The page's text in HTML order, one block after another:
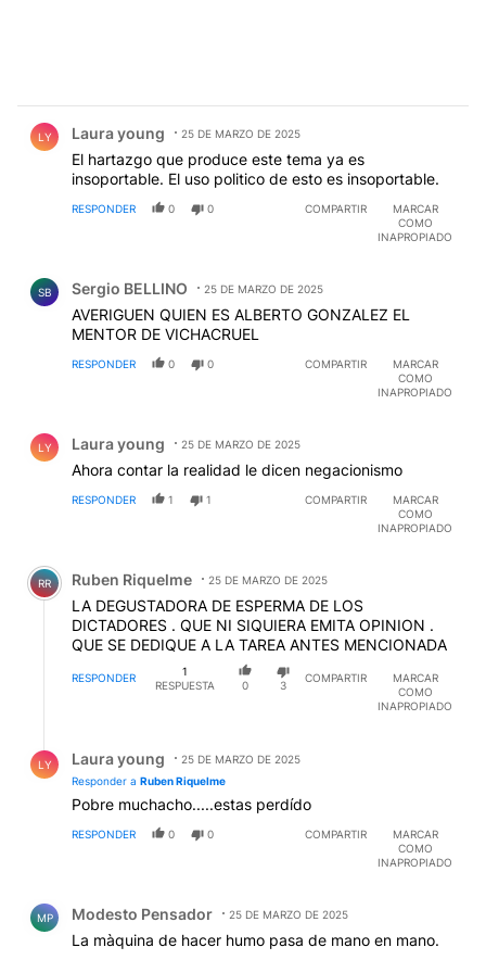
LY Laura young 25 DE MARZO DE 2025
El hartazgo que produce este tema ya es
insoportable. El uso politico de esto es insoportable.
RESPONDER 0 0 COMPARTIR
MARCAR
COMO
INAPROPIADO
SB Sergio BELLINO 25 DE MARZO DE 2025
AVERIGUEN QUIEN ES ALBERTO GONZALEZ EL
MENTOR DE VICHACRUEL
RESPONDER 0 0 COMPARTIR
MARCAR
COMO
INAPROPIADO
LY Laura young 25 DE MARZO DE 2025
Ahora contar la realidad le dicen negacionismo
RESPONDER 1 1 COMPARTIR
MARCAR
COMO
INAPROPIADO
Comentario de Ruben Riquelme.
RR Ruben Riquelme 25 DE MARZO DE 2025
LA DEGUSTADORA DE ESPERMA DE LOS
DICTADORES . QUE NI SIQUIERA EMITA OPINION .
QUE SE DEDIQUE A LA TAREA ANTES MENCIONADA
RESPONDER
1
RESPUESTA
0 3
COMPARTIR
MARCAR
COMO
INAPROPIADO
LY Laura young
25 DE MARZO DE 2025
Responder a Ruben Riquelme
Pobre muchacho.....estas perdído
RESPONDER 0 0 COMPARTIR
MARCAR
COMO
INAPROPIADO
MP Modesto Pensador 25 DE MARZO DE 2025
La màquina de hacer humo pasa de mano en mano.